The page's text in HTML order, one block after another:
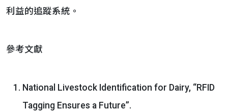
利益的追蹤系統。
參考文獻
National Livestock Identification for Dairy, “RFID
Tagging Ensures a Future”.